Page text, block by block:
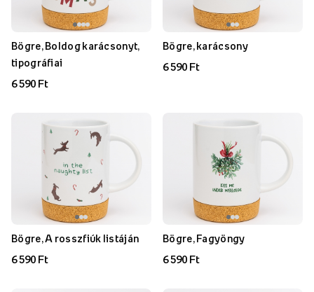
Bögre, Boldog karácsonyt,
tipográfiai
6 590 Ft
Bögre, karácsony
6 590 Ft
Bögre, A rosszfiúk listáján
6 590 Ft
Bögre, Fagyöngy
6 590 Ft